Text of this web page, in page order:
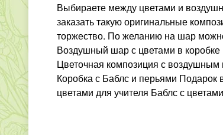
Выбираете между цветами и
заказать такую оригинальные
торжество. По желанию на шар
Воздушный шар с цветами в
Цветочная композиция с
Коробка с Баблс и перьями
цветами для учителя Баблс с